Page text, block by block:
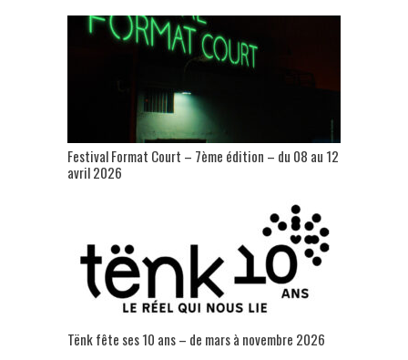
Festival Format Court – 7ème édition – du 08 au 12
avril 2026
Tënk fête ses 10 ans – de mars à novembre 2026